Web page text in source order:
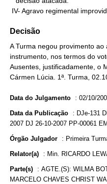
IV- Agravo regimental
Decisão
A Turma negou provimento
instrumento, nos termos do
Ausentes, justificadamente, o
Cármen Lúcia. 1ª. Turma,
Data do Julgamento : 02/10/
Data da Publicação : DJe-131
2007 DJ 26-10-2007 PP-00061
Órgão Julgador : Primeira
Relator(a) : Min. RICARDO
Parte(s) : AGTE.(S): WILMA
MARCELO CHAVES CHRIST